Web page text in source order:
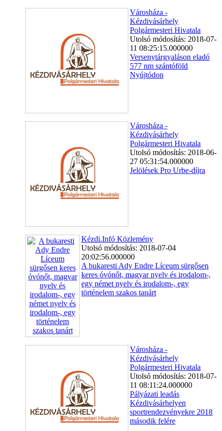
Városháza -
Kézdivásárhely
Polgármesteri Hivatala
Utolsó módosítás: 2018-07-
11 08:25:15.000000
Versenytárgyaláson eladó
577 nm szántóföld
Nyújtódon
Városháza -
Kézdivásárhely
Polgármesteri Hivatala
Utolsó módosítás: 2018-06-
27 05:31:54.000000
Jelölések Pro Urbe-díjra
Kézdi.Infó Közlemény
Utolsó módosítás: 2018-07-04
20:02:56.000000
A bukaresti Ady Endre Líceum sürgősen
keres óvónőt, magyar nyelv és irodalom-,
egy német nyelv és irodalom-, egy
történelem szakos tanárt
Városháza -
Kézdivásárhely
Polgármesteri Hivatala
Utolsó módosítás: 2018-07-
11 08:11:24.000000
Pályázati leadás
Kézdivásárhelyen
sportrendezvényekre 2018
második felére